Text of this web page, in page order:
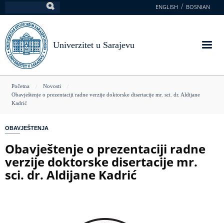
na
glavni
sadržaj
ENGLISH BOSNIAN
Univerzitet u Sarajevu
You
are
Početna
Novosti
Obavještenje o prezentaciji radne verzije doktorske disertacije mr. sci. dr. Aldijane
Kadrić
OBAVJEŠTENJA
Obavještenje o prezentaciji radne
verzije doktorske disertacije mr.
sci. dr. Aldijane Kadrić